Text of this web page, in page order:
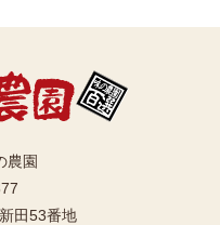
農園
田53番地